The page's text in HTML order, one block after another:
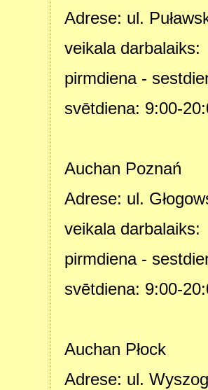
Adrese: ul.
veikala darbalaiks:
pirmdiena -
svētdiena: 9:00-
Auchan Poznań
Adrese: ul.
veikala darbalaiks:
pirmdiena -
svētdiena: 9:00-
Auchan Płock
Adrese: ul.